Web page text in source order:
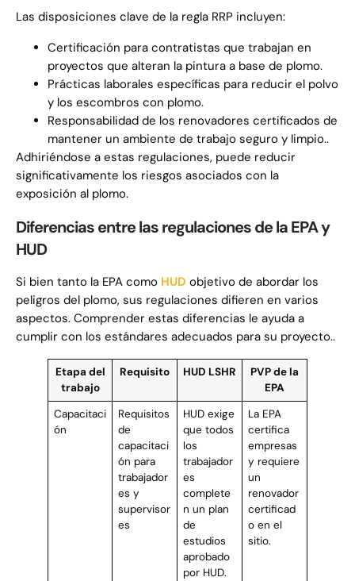
Las disposiciones clave de la regla RRP incluyen:
Certificación para contratistas que trabajan en
proyectos que alteran la pintura a base de plomo.
Prácticas laborales específicas para reducir el polvo
y los escombros con plomo.
Responsabilidad de los renovadores certificados de
mantener un ambiente de trabajo seguro y limpio..
Adhiriéndose a estas regulaciones, puede reducir
significativamente los riesgos asociados con la
exposición al plomo.
Diferencias entre las regulaciones de la EPA y
HUD
Si bien tanto la EPA como HUD objetivo de abordar los
peligros del plomo, sus regulaciones difieren en varios
aspectos. Comprender estas diferencias le ayuda a
cumplir con los estándares adecuados para su proyecto..
Etapa del
trabajo
Requisito HUD LSHR
PVP de la
EPA
Capacitaci
ón
Requisitos
de
capacitaci
ón para
trabajador
es y
supervisor
es
HUD exige
que todos
los
trabajador
es
complete
n un plan
de
estudios
aprobado
por HUD.
La EPA
certifica
empresas
y requiere
un
renovador
certificad
o en el
sitio.